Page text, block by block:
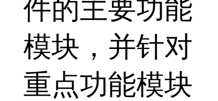
件的主要功能
模块，并针对
重点功能模块